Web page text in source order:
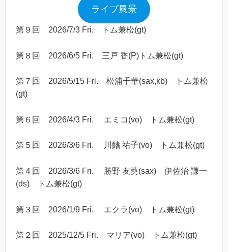
ライブ風景
第９回 2026/7/3 Fri. トム兼松(gt)
第８回 2026/6/5 Fri. 三戸 香(P)トム兼松(gt)
第７回 2026/5/15 Fri. 松浦千華(sax,kb) トム兼松
(gt)
第６回 2026/4/3 Fri. エミコ(vo) トム兼松(gt)
第５回 2026/3/6 Fri. 川鰭 祐子(vo) トム兼松(gt)
第４回 2026/3/6 Fri. 勝野 友葵(sax) 伊佐治 謙一
(ds) トム兼松(gt)
第３回 2026/1/9 Fri. エクラ(vo) トム兼松(gt)
第２回 2025/12/5 Fri. マリア(vo) トム兼松(gt)